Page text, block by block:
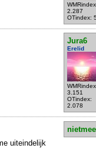
2.287
OTindex:
Jura6
Erelid
3.151
OTindex:
2.078
uiteindelijk